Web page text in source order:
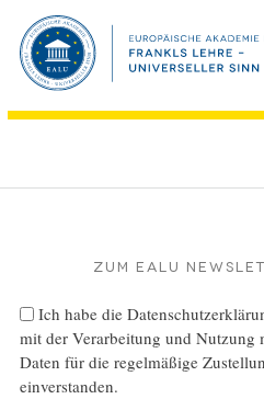
Diplomarbeit,
Dateigröße:
Zum EALU
Ich habe die
mit der Verarbeitung und Nutzung
Daten für die regelmäßige
einverstanden.